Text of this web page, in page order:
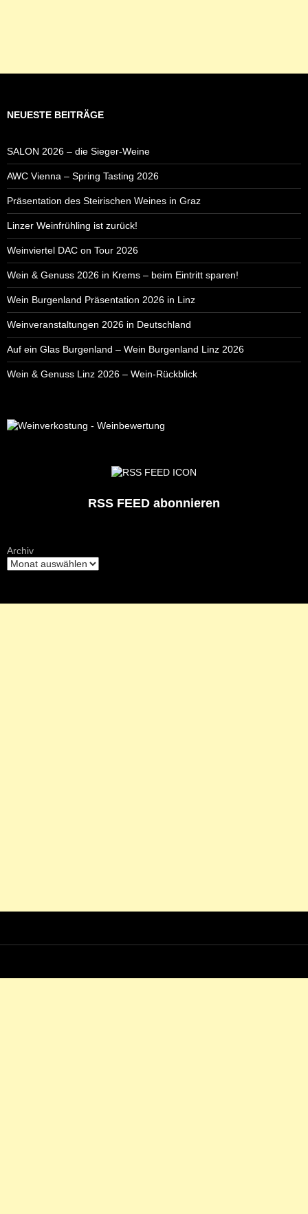
NEUESTE BEITRÄGE
SALON 2026 – die Sieger-Weine
AWC Vienna – Spring Tasting 2026
Präsentation des Steirischen Weines in Graz
Linzer Weinfrühling ist zurück!
Weinviertel DAC on Tour 2026
Wein & Genuss 2026 in Krems – beim Eintritt sparen!
Wein Burgenland Präsentation 2026 in Linz
Weinveranstaltungen 2026 in Deutschland
Auf ein Glas Burgenland – Wein Burgenland Linz 2026
Wein & Genuss Linz 2026 – Wein-Rückblick
RSS FEED abonnieren
Archiv